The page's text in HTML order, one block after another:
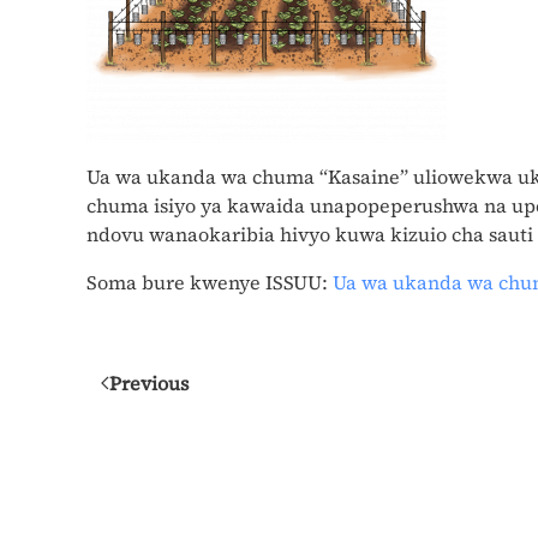
Ua wa ukanda wa chuma “Kasaine” uliowekwa
chuma isiyo ya kawaida unapopeperushwa na
ndovu wanaokaribia hivyo kuwa kizuio cha sauti
Soma bure kwenye ISSUU: Ua wa ukanda wa
Previous